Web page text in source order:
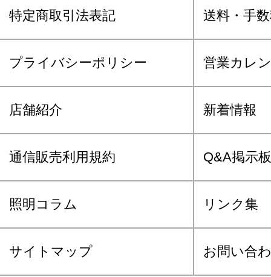
特定商取引法表記 送料・手
プライバシーポリシー 営業カレ
店舗紹介 新着情報
通信販売利用規約 Q&A掲示板
照明コラム リンク集
サイトマップ お問い合